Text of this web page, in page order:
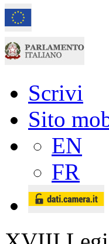
Scrivi
Sito
EN
FR